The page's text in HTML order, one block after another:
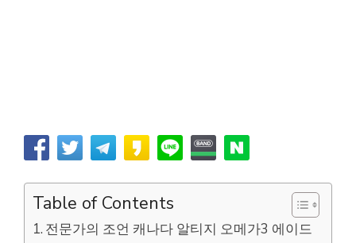
Table of Contents
전문가의 조언 캐나다 알티지 오메가3 에이드